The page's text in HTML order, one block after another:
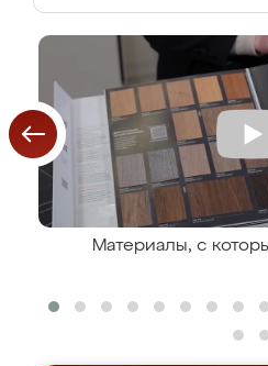
Материалы, с